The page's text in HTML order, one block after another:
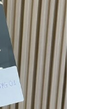
yêu
thích